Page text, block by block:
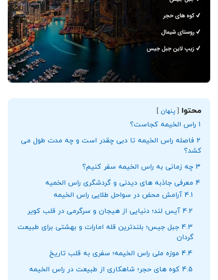
محتوا پنهان
1 راس الخیمه کجاست؟
2 فاصله راس الخیمه تا دبی چقدر است و چه مدت طول می‌
کشد؟
3 چه زمانی به راس الخیمه سفر کنیم؟
4 معرفی جاذبه های دیدنی و گردشگری راس الخمیه
4.1 آرامش محض در سواحل طلایی راس الخیمه
4.2 آیس لند؛ دنیایی از هیجان و سرگرمی در قلب کویر
4.3 جبل جیس؛ بلندترین قله امارات و بهشتی برای طبیعت
‌گردان
4.4 موزه ملی راس الخیمه؛ سفری به قلب تاریخ
4.5 کوه‌ های حجر؛ شاهکاری از طبیعت در راس الخیمه